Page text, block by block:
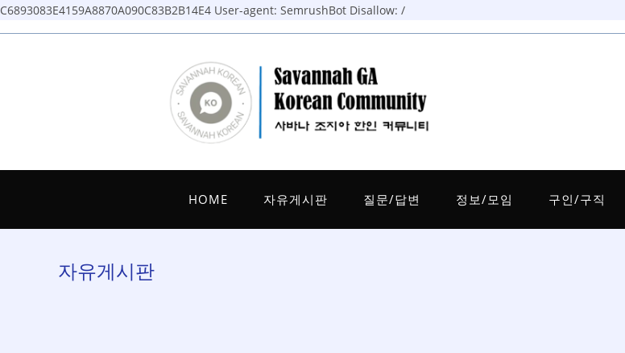
C6893083E4159A8870A090C83B2B14E4 User-agent: SemrushBot Disallow: /
Skip
HOME 자유게시판 질문/답변 정보/모임 구인/구직
자유게시판